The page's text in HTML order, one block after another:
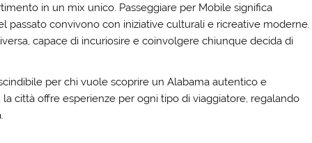
in un mix unico. Passeggiare per Mobile significa
passato convivono con iniziative culturali e ricreative moderne.
capace di incuriosire e coinvolgere chiunque decida di
per chi vuole scoprire un Alabama autentico e
città offre esperienze per ogni tipo di viaggiatore, regalando